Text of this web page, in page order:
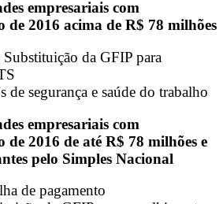
empresariais com
2016 acima de R$ 78 milhões
da GFIP para
segurança e saúde do trabalho
empresariais com
2016 de até R$ 78 milhões e
pelo Simples Nacional
de pagamento